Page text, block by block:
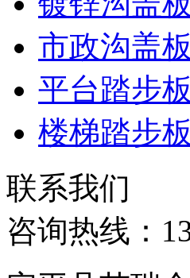
市政沟盖板
平台踏步板
楼梯踏步板
联系我们
咨询热线：